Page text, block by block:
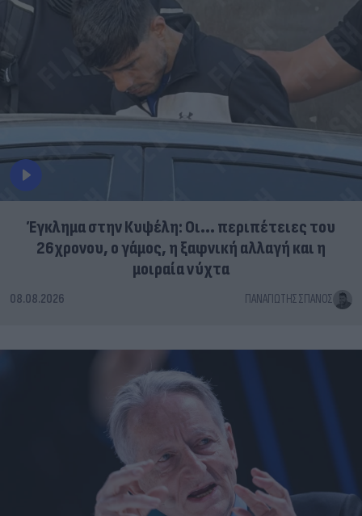
Έγκλημα στην Κυψέλη: Οι... περιπέτειες του
26χρονου, ο γάμος, η ξαφνική αλλαγή και η
μοιραία νύχτα
08.08.2026 ΠΑΝΑΓΙΏΤΗΣ ΣΠΑΝΌΣ